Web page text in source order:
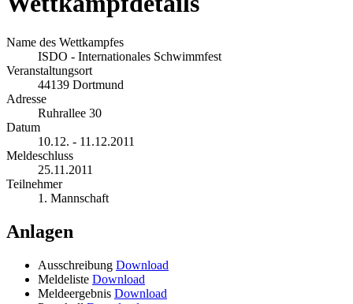
Name des Wettkampfes
ISDO - Internationales Schwimmfest
Veranstaltungsort
44139 Dortmund
Adresse
Ruhrallee 30
Datum
10.12. - 11.12.2011
Meldeschluss
25.11.2011
Teilnehmer
1. Mannschaft
Anlagen
Ausschreibung Download
Meldeliste Download
Meldeergebnis Download